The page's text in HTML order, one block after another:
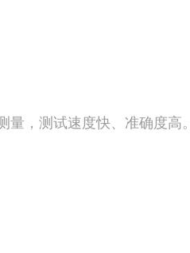
，测试速度快、准确度高。